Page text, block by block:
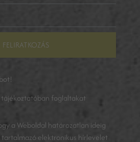
FELIRATKOZÁS
foglaltakat
a Weboldal határozatlan ideig
elektronikus hírlevelet